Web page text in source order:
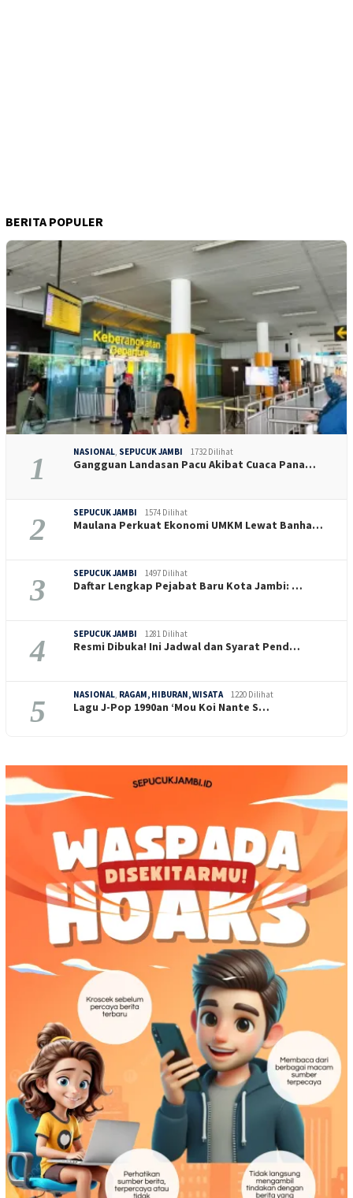
BERITA POPULER
1 NASIONAL, SEPUCUK JAMBI 1732 Dilihat
Gangguan Landasan Pacu Akibat Cuaca Pana…
2 SEPUCUK JAMBI 1574 Dilihat
Maulana Perkuat Ekonomi UMKM Lewat Banha…
3 SEPUCUK JAMBI 1497 Dilihat
Daftar Lengkap Pejabat Baru Kota Jambi: …
4 SEPUCUK JAMBI 1281 Dilihat
Resmi Dibuka! Ini Jadwal dan Syarat Pend…
5 NASIONAL, RAGAM, HIBURAN, WISATA 1220 Dilihat
Lagu J-Pop 1990an ‘Mou Koi Nante S…